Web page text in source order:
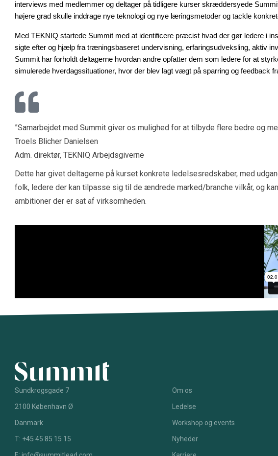
interviews med medlemmer og deltager på tidligere kurser skræddersyede
højere grad skulle inddrage nye teknologi og nye læringsmetoder og tackle
Med TEKNIQ startede Summit med at identificere præcist hvad der gør ledere i
sigte efter og hjælp fra træningsbaseret undervisning, erfaringsudveksling, aktiv
Summit har forholdt deltagerne hvordan andre opfatter dem som ledere for at
simulerede hverdagssituationer, hvor der blev lagt vægt på sparring og feedback
”Samarbejdet med Summit giver os mulighed for at tilbyde flere bedre og
Troels Blicher Danielsen
Adm. direktør, TEKNIQ Arbejdsgiverne
Dette har givet deltagerne på kurset konkrete ledelsesredskaber, med
folk, ledere der kan tilpasse sig til de ændrede marked/branche vilkår, og
ambitioner der er sat af virksomheden.
Sundkrogsgade 7
2100 København Ø
Danmark
T: +45 45 85 15 15
Om os
Ledelse
Workshop og events
Nyheder